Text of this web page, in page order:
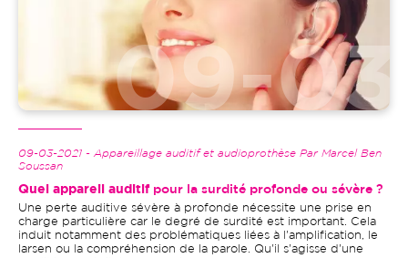
09-03-2021 - Appareillage auditif et audioprothèse Par Marcel Ben
Soussan
Quel appareil auditifpour la surdité profonde ou sévère ?
Une perte auditive sévère à profonde nécessite une prise en
charge particulière car le degré de surdité est important. Cela
induit notamment des problématiques liées à l'amplification, le
larsen ou la compréhension de la parole. Qu'il s'agisse d'une